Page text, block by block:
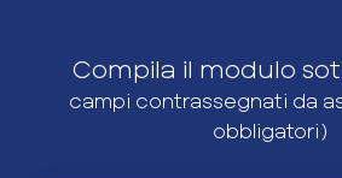
Compila il modulo
campi contrassegnati da
obbligatori)